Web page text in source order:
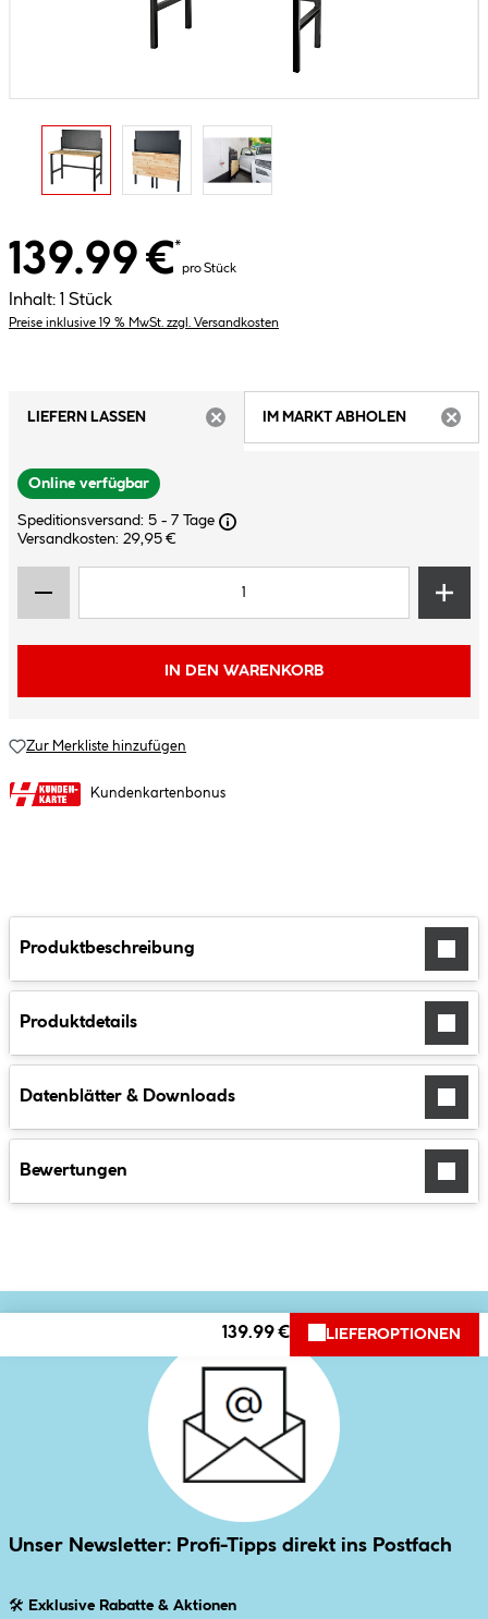
139.99 €*
pro Stück
Inhalt: 1 Stück
Preise inklusive 19 % MwSt. zzgl. Versandkosten
LIEFERN LASSEN
IM MARKT ABHOLEN
Online verfügbar
Speditionsversand: 5 - 7 Tage
Versandkosten: 29,95 €
IN DEN WARENKORB
Zur Merkliste hinzufügen
Kundenkartenbonus
Produktbeschreibung
Produktdetails
Datenblätter & Downloads
Bewertungen
139.99 € LIEFEROPTIONEN
Unser Newsletter: Profi-Tipps direkt ins Postfach
🛠 Exklusive Rabatte & Aktionen